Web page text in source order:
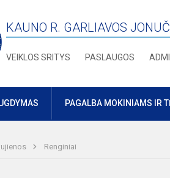
KAUNO R. GARLIAVOS
VEIKLOS SRITYS PASLAUGOS
PAGALBA MOKINIAMS IR
Renginiai